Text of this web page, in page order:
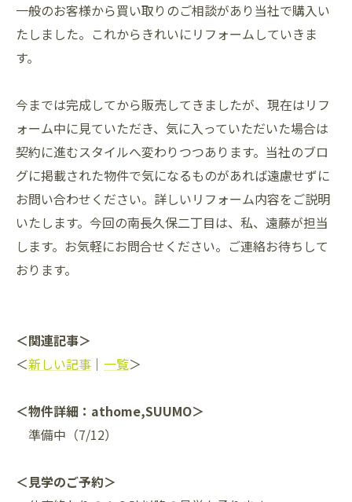
一般のお客様から買い取りのご相談があり当社で購入い
たしました。これからきれいにリフォームしていきま
す。
今までは完成してから販売してきましたが、現在はリフ
ォーム中に見ていただき、気に入っていただいた場合は
契約に進むスタイルへ変わりつつあります。当社のブロ
グに掲載された物件で気になるものがあれば遠慮せずに
お問い合わせください。詳しいリフォーム内容をご説明
いたします。今回の南長久保二丁目は、私、遠藤が担当
します。お気軽にお問合せください。ご連絡お待ちして
おります。
＜関連記事＞
＜新しい記事 ｜ 一覧＞
＜物件詳細：athome,SUUMO＞
準備中（7/12）
＜見学のご予約＞